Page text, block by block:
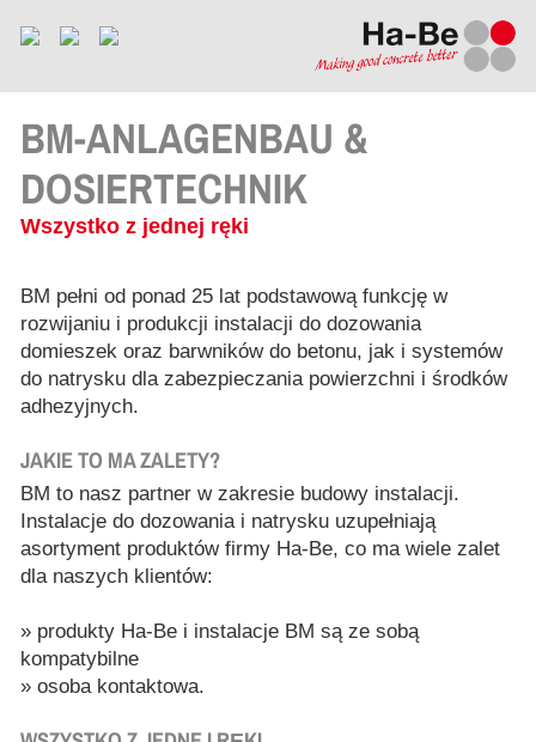
BM-ANLAGENBAU &
DOSIERTECHNIK
Wszystko z jednej ręki
BM pełni od ponad 25 lat podstawową funkcję w
rozwijaniu i produkcji instalacji do dozowania
domieszek oraz barwników do betonu, jak i systemów
do natrysku dla zabezpieczania powierzchni i środków
adhezyjnych.
JAKIE TO MA ZALETY?
BM to nasz partner w zakresie budowy instalacji.
Instalacje do dozowania i natrysku uzupełniają
asortyment produktów firmy Ha-Be, co ma wiele zalet
dla naszych klientów:
» produkty Ha-Be i instalacje BM są ze sobą
kompatybilne
» osoba kontaktowa.